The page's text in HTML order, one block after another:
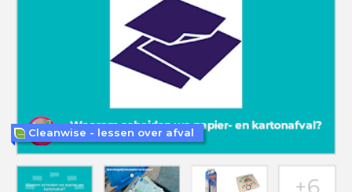
Cleanwise - lessen over afval